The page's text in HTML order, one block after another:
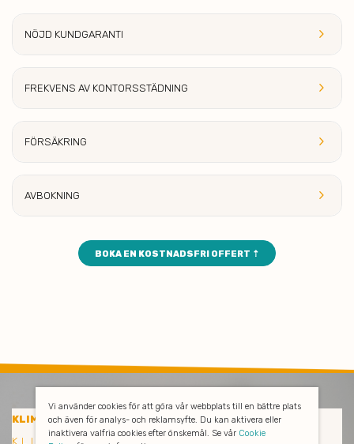
keyboard_arrow_right
NÖJD KUNDGARANTI
keyboard_arrow_right
FREKVENS AV KONTORSSTÄDNING
keyboard_arrow_right
FÖRSÄKRING
keyboard_arrow_right
AVBOKNING
BOKA EN KOSTNADSFRI OFFERT ⇡
KLIMATSMARTKONTORSSTÄDNING
KLIMATSMART OCH EFFEKTIV
Vi använder cookies för att göra vår webbplats till en bättre plats
och även för analys- och reklamsyfte. Du kan aktivera eller
inaktivera valfria cookies efter önskemål. Se vår Cookie